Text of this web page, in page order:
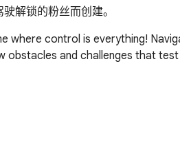
解锁的粉丝而创建。
where control is everything!
and challenges that